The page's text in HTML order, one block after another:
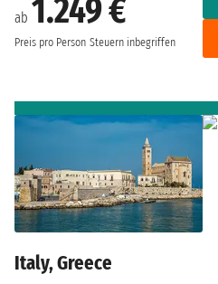
ab 1.249 €
Preis pro Person Steuern inbegriffen
Italy, Greece